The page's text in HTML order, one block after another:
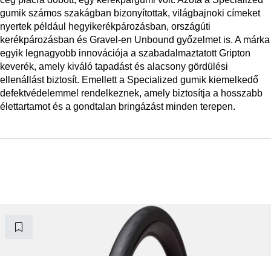
gumik számos szakágban bizonyítottak, világbajnoki címeket
nyertek például hegyikerékpározásban, országúti
kerékpározásban és Gravel-en Unbound győzelmet is. A márka
egyik legnagyobb innovációja a szabadalmaztatott Gripton
keverék, amely kiváló tapadást és alacsony gördülési
ellenállást biztosít. Emellett a Specialized gumik kiemelkedő
defektvédelemmel rendelkeznek, amely biztosítja a hosszabb
élettartamot és a gondtalan bringázást minden terepen.